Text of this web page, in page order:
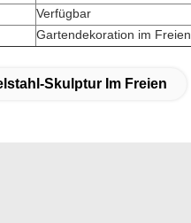
Verfügbar
Gartendekoration im Freien
Skulptur Im Freien